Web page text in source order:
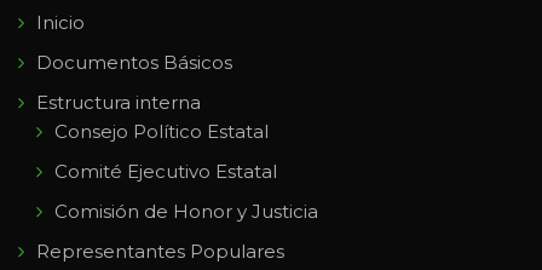
Inicio
Documentos Básicos
Estructura interna
Consejo Político Estatal
Comité Ejecutivo Estatal
Comisión de Honor y Justicia
Representantes Populares